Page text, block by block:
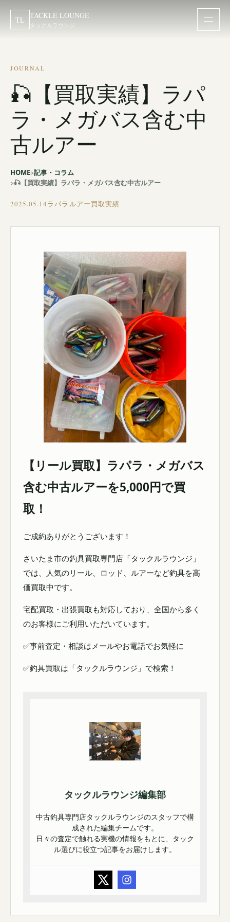
TL TACKLE LOUNGE
タックルラウンジ
JOURNAL
🎣【買取実績】ラパ
ラ・メガバス含む中
古ルアー
HOME 記事・コラム
🎣【買取実績】ラパラ・メガバス含む中古ルアー
2025.05.14ラパラルアー買取実績
【リール買取】ラパラ・メガバス
含む中古ルアーを5,000円で買
取！
ご成約ありがとうございます！
さいたま市の釣具買取専門店「タックルラウンジ」
では、人気のリール、ロッド、ルアーなど釣具を高
価買取中です。
宅配買取・出張買取も対応しており、全国から多く
のお客様にご利用いただいています。
✅事前査定・相談はメールやお電話でお気軽に
✅釣具買取は「タックルラウンジ」で検索！
タックルラウンジ編集部
中古釣具専門店タックルラウンジのスタッフで構
成された編集チームです。
日々の査定で触れる実機の情報をもとに、タック
ル選びに役立つ記事をお届けします。